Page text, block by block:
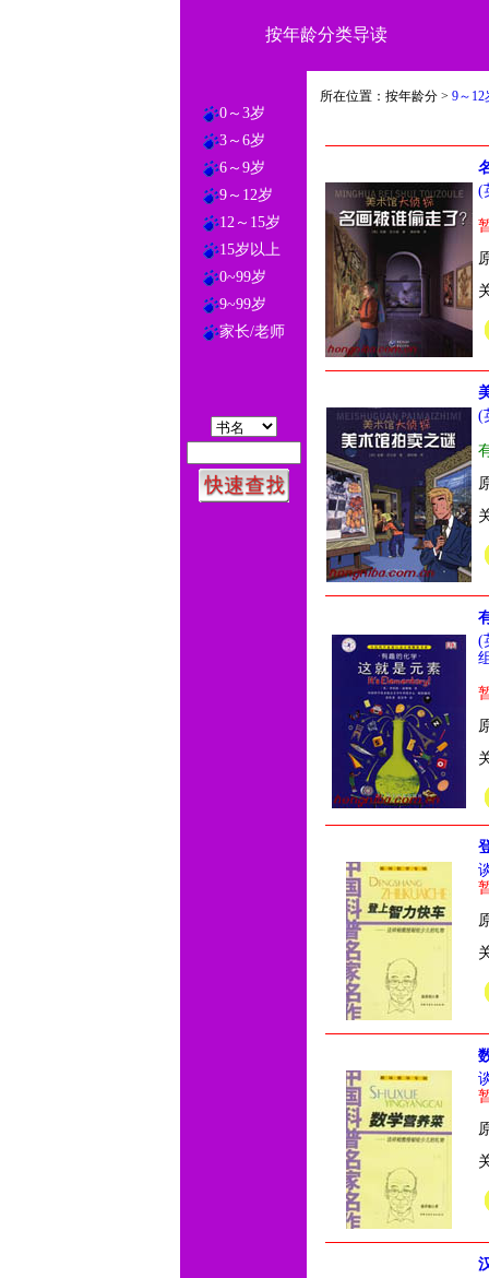
按年龄分类导读
0～3岁
3～6岁
6～9岁
9～12岁
12～15岁
15岁以上
0~99岁
9~99岁
家长/老师
所在位置：按年龄分 > 9～12
(
(
(